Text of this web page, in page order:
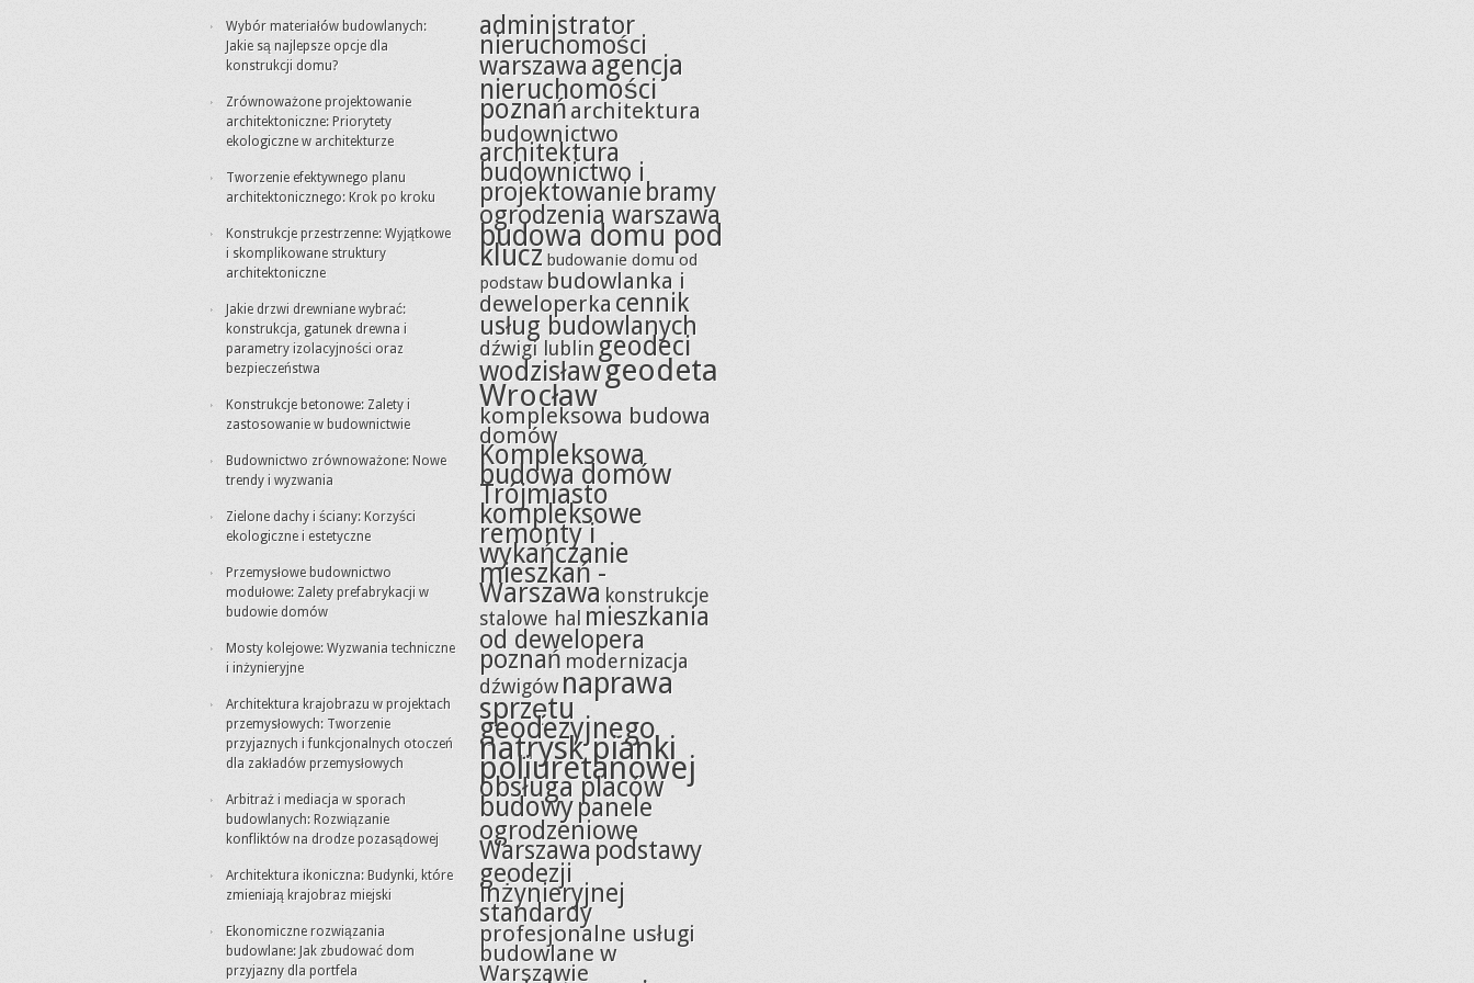
Wybór materiałów budowlanych:
Jakie są najlepsze opcje dla
konstrukcji domu?
Zrównoważone projektowanie
architektoniczne: Priorytety
ekologiczne w architekturze
Tworzenie efektywnego planu
architektonicznego: Krok po kroku
Konstrukcje przestrzenne: Wyjątkowe
i skomplikowane struktury
architektoniczne
Jakie drzwi drewniane wybrać:
konstrukcja, gatunek drewna i
parametry izolacyjności oraz
bezpieczeństwa
Konstrukcje betonowe: Zalety i
zastosowanie w budownictwie
Budownictwo zrównoważone: Nowe
trendy i wyzwania
Zielone dachy i ściany: Korzyści
ekologiczne i estetyczne
Przemysłowe budownictwo
modułowe: Zalety prefabrykacji w
budowie domów
Mosty kolejowe: Wyzwania techniczne
i inżynieryjne
Architektura krajobrazu w projektach
przemysłowych: Tworzenie
przyjaznych i funkcjonalnych otoczeń
dla zakładów przemysłowych
Arbitraż i mediacja w sporach
budowlanych: Rozwiązanie
konfliktów na drodze pozasądowej
Architektura ikoniczna: Budynki, które
zmieniają krajobraz miejski
Ekonomiczne rozwiązania
budowlane: Jak zbudować dom
przyjazny dla portfela
administrator
nieruchomości
warszawaagencja
nieruchomości
poznańarchitektura
budownictwo
architektura
budownictwo i
projektowanie bramy
ogrodzenia warszawa
budowa domu pod
klucz budowanie domu od
podstaw budowlanka i
deweloperka cennik
usług budowlanych
dźwigi lublingeodeci
wodzisławgeodeta
Wrocław
kompleksowa budowa
domów
Kompleksowa
budowa domów
Trójmiasto
kompleksowe
remonty i
wykańczanie
mieszkań -
Warszawa konstrukcje
stalowe hal mieszkania
od dewelopera
poznań modernizacja
dźwigów naprawa
sprzętu
geodezyjnego
natrysk pianki
poliuretanowej
obsługa placów
budowypanele
ogrodzeniowe
Warszawa podstawy
geodezji
inżynieryjnej
standardy
profesjonalne usługi
budowlane w
Warszawie